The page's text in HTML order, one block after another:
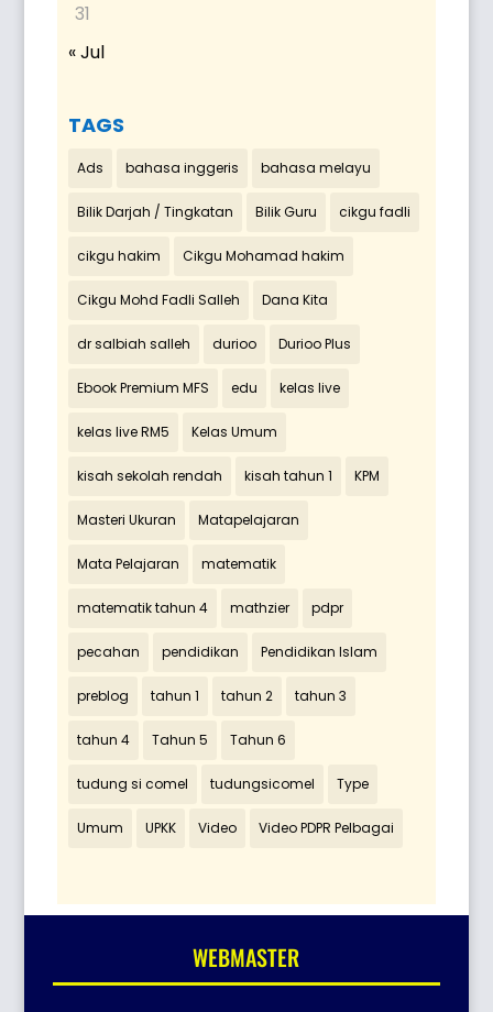
31
« Jul
TAGS
Ads bahasa inggeris bahasa melayu
Bilik Darjah / Tingkatan Bilik Guru cikgu fadli
cikgu hakim Cikgu Mohamad hakim
Cikgu Mohd Fadli Salleh Dana Kita
dr salbiah salleh durioo Durioo Plus
Ebook Premium MFS edu kelas live
kelas live RM5 Kelas Umum
kisah sekolah rendah kisah tahun 1 KPM
Masteri Ukuran Matapelajaran
Mata Pelajaran matematik
matematik tahun 4 mathzier pdpr
pecahan pendidikan Pendidikan Islam
preblog tahun 1 tahun 2 tahun 3
tahun 4 Tahun 5 Tahun 6
tudung si comel tudungsicomel Type
Umum UPKK Video Video PDPR Pelbagai
WEBMASTER